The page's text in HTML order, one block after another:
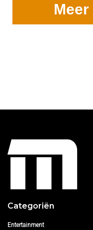
Categoriën
Entertainment